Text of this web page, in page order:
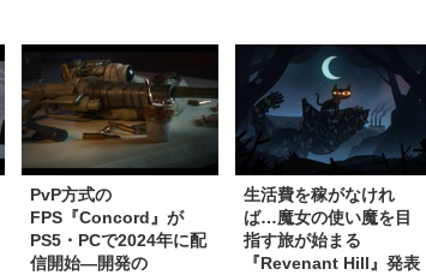
PvP方式の
FPS『Concord』が
PS5・PCで2024年に配
信開始―開発の
生活費を稼がなけれ
ば…魔女の使い魔を目
指す旅が始まる
『Revenant Hill』発表